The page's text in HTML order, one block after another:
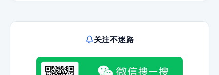
关注不迷路